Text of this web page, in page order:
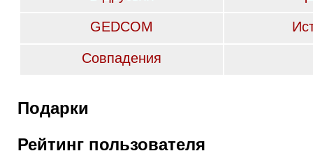
GEDCOM
Совпадения
Подарки
Рейтинг пользователя